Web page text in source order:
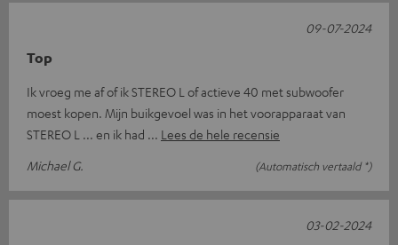
Top
Ik vroeg me af of ik STEREO L of actieve 40 met subwoofer
moest kopen. Mijn buikgevoel was in het voorapparaat van
STEREO L ... en ik had
Lees de hele recensie
Michael G.
(Automatisch vertaald *)
09-07-2024
03-02-2024